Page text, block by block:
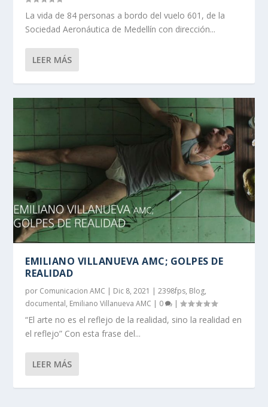
La vida de 84 personas a bordo del vuelo 601, de la
Sociedad Aeronáutica de Medellín con dirección...
LEER MÁS
EMILIANO VILLANUEVA AMC; GOLPES DE
REALIDAD
por Comunicacion AMC | Dic 8, 2021 |2398fps, Blog,
documental, Emiliano Villanueva AMC | 0 |
“El arte no es el reflejo de la realidad, sino la realidad en
el reflejo” Con esta frase del...
LEER MÁS